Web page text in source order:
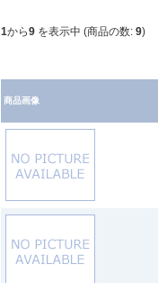
1から9 を表示中 (商品の数: 9)
商品画像